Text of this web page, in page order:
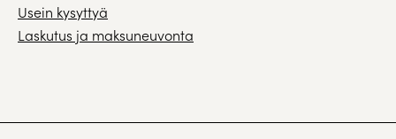
Usein kysyttyä
Laskutus ja maksuneuvonta